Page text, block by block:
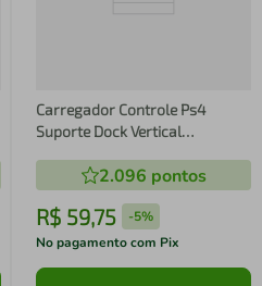
Carregador Controle Ps4
Suporte Dock Vertical
2.096 pontos
R$ 59,75 -5%
No pagamento com Pix